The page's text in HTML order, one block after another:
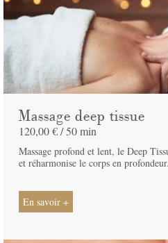
Massage deep tissue
120,00 € /50 min
Massage profond et lent, le Deep
et réharmonise le corps en profondeur.
En savoir +